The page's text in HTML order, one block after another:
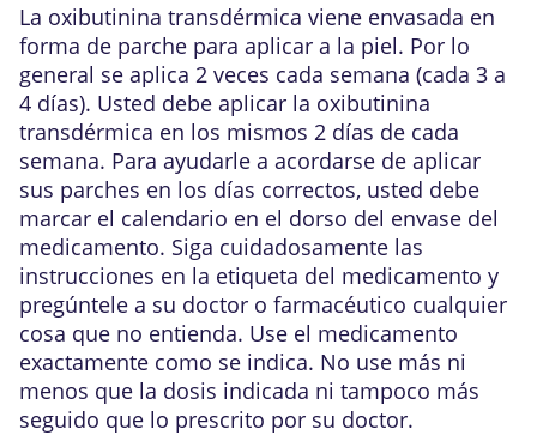
La oxibutinina transdérmica viene envasada en
forma de parche para aplicar a la piel. Por lo
general se aplica 2 veces cada semana (cada 3 a
4 días). Usted debe aplicar la oxibutinina
transdérmica en los mismos 2 días de cada
semana. Para ayudarle a acordarse de aplicar
sus parches en los días correctos, usted debe
marcar el calendario en el dorso del envase del
medicamento. Siga cuidadosamente las
instrucciones en la etiqueta del medicamento y
pregúntele a su doctor o farmacéutico cualquier
cosa que no entienda. Use el medicamento
exactamente como se indica. No use más ni
menos que la dosis indicada ni tampoco más
seguido que lo prescrito por su doctor.